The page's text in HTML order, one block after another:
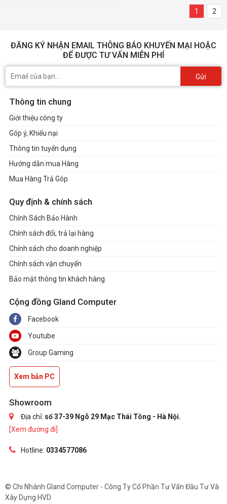
1 2
ĐĂNG KÝ NHẬN EMAIL THÔNG BÁO KHUYẾN MẠI HOẶC
ĐỂ ĐƯỢC TƯ VẤN MIỄN PHÍ
Gửi
Thông tin chung
Giới thiệu công ty
Góp ý, Khiếu nại
Thông tin tuyển dụng
Hướng dẫn mua Hàng
Mua Hàng Trả Góp
Quy định & chính sách
Chính Sách Bảo Hành
Chính sách đổi, trả lại hàng
Chính sách cho doanh nghiệp
Chính sách vận chuyển
Bảo mật thông tin khách hàng
Cộng đồng Gland Computer
Facebook
Youtube
Group Gaming
Xem bản PC
Showroom
Địa chỉ: số 37-39 Ngõ 29 Mạc Thái Tông - Hà Nội.
[Xem đường đi]
Hotline: 0334577086
© Chi Nhánh Gland Computer - Công Ty Cổ Phần Tư Vấn Đầu Tư Và
Xây Dựng HVD